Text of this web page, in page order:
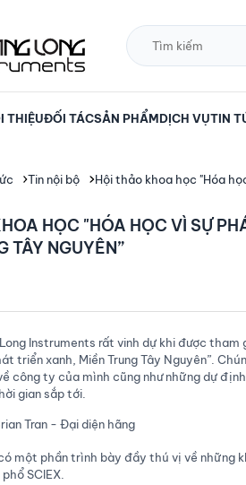
THIỆUĐỐI TÁCSẢN PHẨMDỊCH VỤTIN
Tin nội bộ Hội thảo khoa học "Hóa
HỌC "HÓA HỌC VÌ SỰ
TÂY NGUYÊN”
Instruments rất vinh dự khi được tham
triển xanh, Miền Trung Tây Nguyên”.
công ty của mình cũng như những dự
gian sắp tới.
Tran - Đại diện hãng
một phần trình bày đầy thú vị về những
SCIEX.